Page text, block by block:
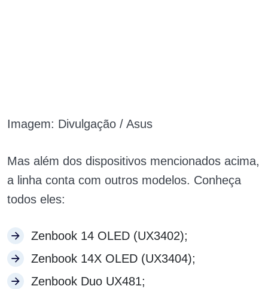
Imagem: Divulgação / Asus
Mas além dos dispositivos mencionados acima,
a linha conta com outros modelos. Conheça
todos eles:
Zenbook 14 OLED (UX3402);
Zenbook 14X OLED (UX3404);
Zenbook Duo UX481;